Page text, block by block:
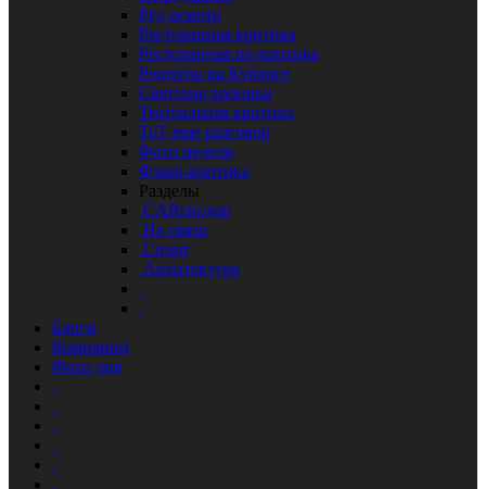
Ред осмотр
Ресторанная критика
Ресторанная не-критика
Рецепты на Кублоге
Светская хроника
Театральная критика
ТоТ еще разговор
Фото недели
Фэшн-критика
Разделы
CARснодар
На связи
Спорт
Архитектура
Блоги
Компании
Фото дня